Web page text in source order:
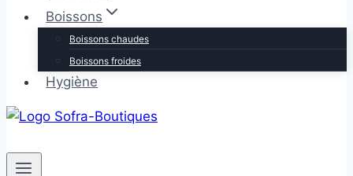
Boissons
Boissons chaudes
Boissons froides
Hygiène